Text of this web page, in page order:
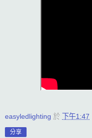
easyledlighting 於 下午1:47
分享